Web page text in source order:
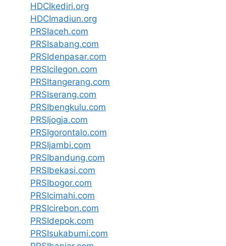
HDCIkediri.org
HDCImadiun.org
PRSIaceh.com
PRSIsabang.com
PRSIdenpasar.com
PRSIcilegon.com
PRSItangerang.com
PRSIserang.com
PRSIbengkulu.com
PRSIjogja.com
PRSIgorontalo.com
PRSIjambi.com
PRSIbandung.com
PRSIbekasi.com
PRSIbogor.com
PRSIcimahi.com
PRSIcirebon.com
PRSIdepok.com
PRSIsukabumi.com